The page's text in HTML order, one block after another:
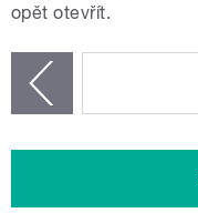
opět otevřít.